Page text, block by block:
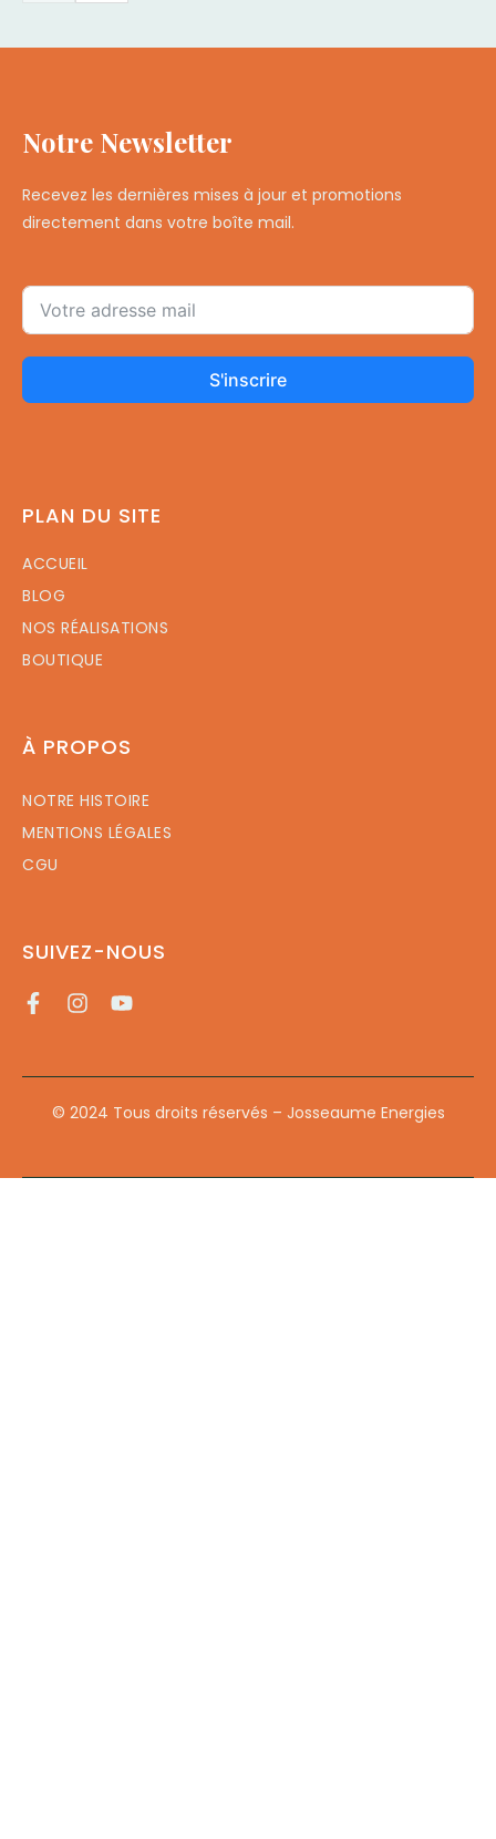
Notre Newsletter
Recevez les dernières mises à jour et promotions
directement dans votre boîte mail.
S'inscrire
PLAN DU SITE
ACCUEIL
BLOG
NOS RÉALISATIONS
BOUTIQUE
À PROPOS
NOTRE HISTOIRE
MENTIONS LÉGALES
CGU
SUIVEZ-NOUS
© 2024 Tous droits réservés – Josseaume Energies